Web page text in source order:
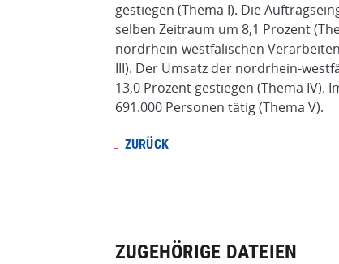
gestiegen (Thema I). Die
selben Zeitraum um 8,1 Prozent
nordrhein-westfälischen
III). Der Umsatz der nordrhein-
13,0 Prozent gestiegen (Thema IV).
691.000 Personen tätig (Thema V).
ZURÜCK
ZUGEHÖRIGE DATEIEN